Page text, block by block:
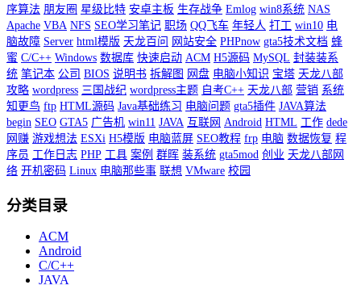
序算法 朋友圈 星级比特 安卓主板 生存战争 Emlog win8系统 NAS
Apache VBA NFS SEO学习笔记 职场 QQ飞车 年轻人 打工 win10 电
脑故障 Server html模版 天龙百问 网站安全 PHPnow gta5技术文档 蜂
蜜 C/C++ Windows 数据库 快速启动 ACM H5源码 MySQL 封装装系
统 笔记本 公司 BIOS 说明书 拆解图 网盘 电脑小知识 宝塔 天龙八部
攻略 wordpress 三国战纪 wordpress主题 自考C++ 天龙八部 营销 系统
知更鸟 ftp HTML源码 Java基础练习 电脑问题 gta5插件 JAVA算法
begin SEO GTA5 广告机 win11 JAVA 互联网 Android HTML 工作 dede
网赚 游戏想法 ESXi H5模版 电脑蓝屏 SEO教程 frp 电脑 数据恢复 程
序员 工作日志 PHP 工具 案例 群晖 装系统 gta5mod 创业 天龙八部网
络 开机密码 Linux 电脑那些事 联想 VMware 校园
分类目录
ACM
Android
C/C++
JAVA